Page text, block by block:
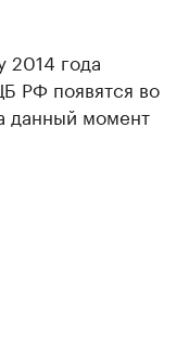
2014 года
РФ появятся во
данный момент